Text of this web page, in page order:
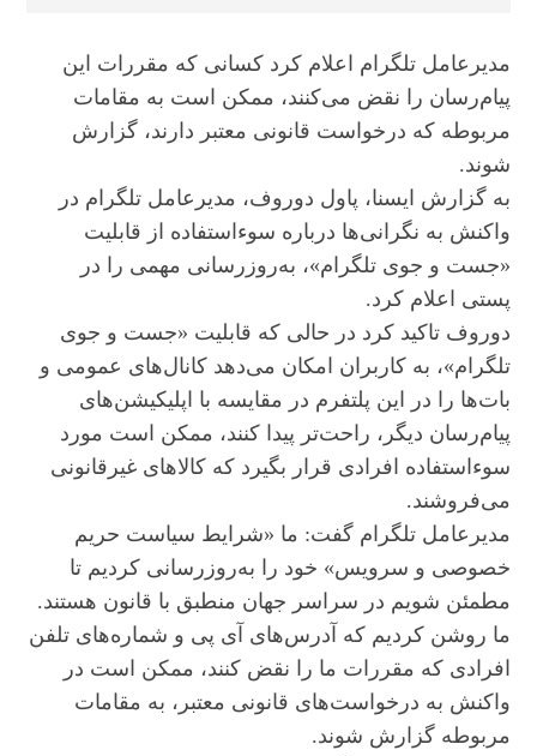
مدیرعامل تلگرام اعلام کرد کسانی که مقررات این
پیام‌رسان را نقض می‌کنند، ممکن است به مقامات
مربوطه که درخواست قانونی معتبر دارند، گزارش
شوند.
به گزارش ایسنا، پاول دوروف، مدیرعامل تلگرام در
واکنش به نگرانی‌ها درباره سوءاستفاده از قابلیت
«جست و جوی تلگرام»، به‌روزرسانی مهمی را در
پستی اعلام کرد.
دوروف تاکید کرد در حالی که قابلیت «جست و جوی
تلگرام»، به کاربران امکان می‌دهد کانال‌های عمومی و
بات‌ها را در این پلتفرم در مقایسه با اپلیکیشن‌های
پیام‌رسان دیگر، راحت‌تر پیدا کنند، ممکن است مورد
سوءاستفاده افرادی قرار بگیرد که کالاهای غیرقانونی
می‌فروشند.
مدیرعامل تلگرام گفت: ما «شرایط سیاست حریم
خصوصی و سرویس» خود را به‌روزرسانی کردیم تا
مطمئن شویم در سراسر جهان منطبق با قانون هستند.
ما روشن کردیم که آدرس‌های آی پی و شماره‌های تلفن
افرادی که مقررات ما را نقض کنند، ممکن است در
واکنش به درخواست‌های قانونی معتبر، به مقامات
مربوطه گزارش شوند.